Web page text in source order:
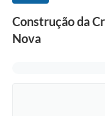
Construção da
Nova